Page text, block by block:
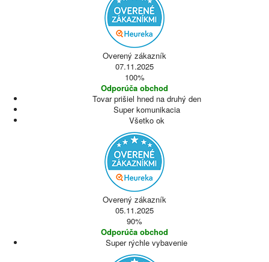
Overený zákazník
07.11.2025
100%
Odporúča obchod
Tovar prišiel hned na druhý den
Super komunikacia
Všetko ok
Overený zákazník
05.11.2025
90%
Odporúča obchod
Super rýchle vybavenie